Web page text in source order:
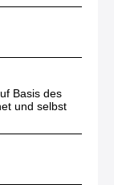
Basis des
und selbst